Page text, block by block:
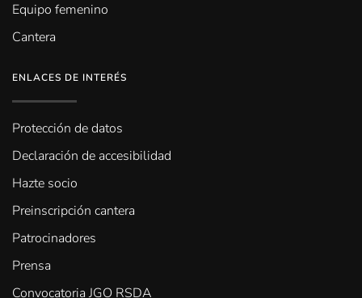
Equipo femenino
Cantera
ENLACES DE INTERÉS
Protección de datos
Declaración de accesibilidad
Hazte socio
Preinscripción cantera
Patrocinadores
Prensa
Convocatoria JGO RSDA